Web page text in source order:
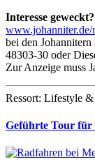
Interesse geweckt?
www.johanniter.de/
bei den
48303-30 oder
Zur Anzeige muss
Ressort: Lifestyle
Geführte Tour für